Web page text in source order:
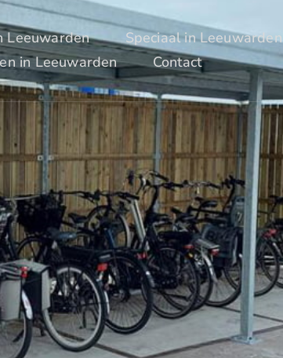
Leeuwarden Speciaal in Leeuwarden
in Leeuwarden
Contact